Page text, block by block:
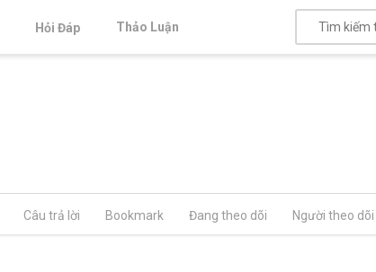
Hỏi Đáp Thảo Luận
Câu trả lời Bookmark Đang theo dõi Người theo dõi